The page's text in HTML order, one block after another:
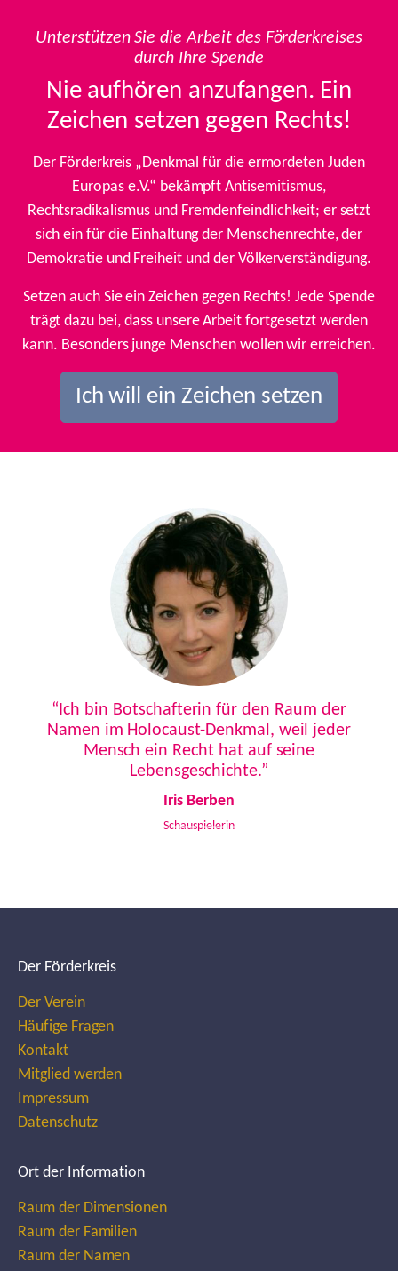
Unterstützen Sie die Arbeit des Förderkreises
durch Ihre Spende
Nie aufhören anzufangen. Ein
Zeichen setzen gegen Rechts!
Der Förderkreis „Denkmal für die ermordeten Juden
Europas e.V.“ bekämpft Antisemitismus,
Rechtsradikalismus und Fremdenfeindlichkeit; er setzt
sich ein für die Einhaltung der Menschenrechte, der
Demokratie und Freiheit und der Völkerverständigung.
Setzen auch Sie ein Zeichen gegen Rechts! Jede Spende
trägt dazu bei, dass unsere Arbeit fortgesetzt werden
kann. Besonders junge Menschen wollen wir erreichen.
Ich will ein Zeichen setzen
“Ich bin Botschafterin für den Raum der
Namen im Holocaust-Denkmal, weil jeder
Mensch ein Recht hat auf seine
Lebensgeschichte.”
Iris Berben
Schauspielerin
Der Förderkreis
Der Verein
Häufige Fragen
Kontakt
Mitglied werden
Impressum
Datenschutz
Ort der Information
Raum der Dimensionen
Raum der Familien
Raum der Namen